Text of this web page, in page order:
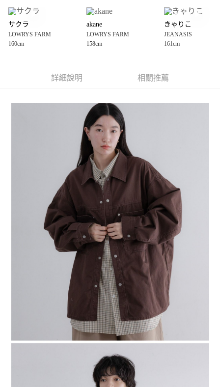
大哥付你分期
【大哥付你分期使用說明】
1.本服務由台灣大哥大提供，台灣大哥大用戶可立即使用無須另外申請。
2.付款方式選擇「大哥付你分期」，訂單成立後會自動跳轉到大哥付的交易
3.實際核准額度、可分期數及費用金額請依後續交易確認頁面所載為準。
4.訂單成立30分鐘內，如未前往確認交易或遇審核未通過，訂單將自動取
1.分期款項不併入電信帳單，「大哥付你分期」於每月結算日後寄送繳費提
2.透過簡訊連結打開帳單後，可選擇「超商條碼／台灣大直營門市／銀行轉
帳／街口支付／iPASS MONEY」等通路繳費。
1.本服務係由「台灣大哥大股份有限公司」（以下簡稱本公司）所提供，讓
用戶於交易時，得透過本服務購買商品或服務，並由商店將買賣／分期付款
買賣價金債權讓與本公司後，依約使用本公司帳單繳交帳款。
2.基於同意付款使用「大哥付你分期」之契約關係目的，商店將以您的個人
資料（包含姓名、電話或地址）提供予台灣大哥大進項蒐集、處理及利用，
由本公司與您本人進行分期帳單所需資料之確認、核對及更正。
3.完整用戶服務條款，請詳閱以下連結：https://oppay.tw/userRule
AFTEE先享後付
３．安心：先確認商品／服務後，再付款。
【「AFTEE先享後付」結帳流程】
１．於結帳方式選擇「AFTEE先享後付」後，將跳轉至「AFTEE先享後付」
結帳頁面，進行簡訊認證並確認金額後，即可完成結帳。
２．訂單成立數日內，您將收到繳費通知簡訊。
３．收到繳費通知簡訊後14天內，點擊此簡訊中的連結，可透過四大超商／
ATM／網路銀行／等多元方式進行付款，方視為交易完成。
※ 請注意：結帳手續完成當下不需立刻繳費，但若您需要取消訂單，請聯絡
購買商品的店家。未經商家同意取消之訂單仍視為有效，需透過AFTEE先享
後付繳納相關費用。
※ 交易是否成功請以「AFTEE先享後付 」之結帳頁面顯示為準，若有關於
是否繳費成功／繳費後需取消欲退款等相關疑問，請聯繫「AFTEE先享後付
客戶支援中心」https://netprotections.freshdesk.com/support/home
１．透過由恩沛科技股份有限公司提供之「AFTEE先享後付」服務完成之交
易，需依本服務之必要範圍內提供個人資料，並將交易相關給付款項請求債
權轉讓予恩沛科技股份有限公司。
２．關於個人資料處理事宜，請瀏覽以下網址：
https://aftee.tw/terms/#terms3
３．未成年的使用者請事先徵得法定代理人或監護人之同意方可使用
「AFTEE先享後付」，若未經同意申辦者引起之損失，本公司不負相關責
４．使用「AFTEE先享後付」時，將依據個別帳號之用戶狀況，依本公司即
時審查核予不同之上限額度；若仍有額度不足之情形，本公司將視審查結果
請求用戶進行身份認證。
５．嚴禁一人註冊多個帳號或使用他人資訊註冊。若發現惡意使用之情形，
恩沛科技股份有限公司將有權停止該用戶之使用額度並採取法律行動。
每筆NT$80，滿NT$888(含以上)免運費
每筆NT$80，滿NT$888(含以上)免運費
每筆NT$80，滿NT$1,500(含以上)免運費
每筆NT$80，滿NT$1,500(含以上)免運費
每筆NT$80，滿NT$1,500(含以上)免運費
サクラ
LOWRYS FARM
160cm
akane
LOWRYS FARM
158cm
きゃりこ
JEANASIS
161cm
詳細說明 相關推薦